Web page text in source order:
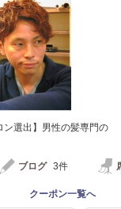
ン選出】男性の髪専門の
ブログ 3件
クーポン一覧へ